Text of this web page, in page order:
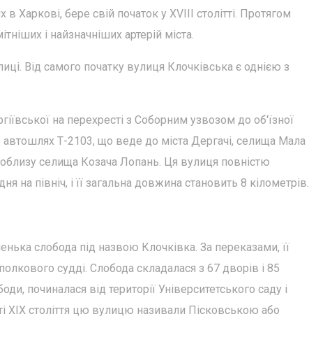
в Харкові, бере свій початок у XVIII столітті. Протягом
і найзначніших артерій міста.
Від самого початку вулиця Клочківська є однією з
на перехресті з Соборним узвозом до об'їзної
автошлях Т-2103, що веде до міста Дергачі, селища Мала
селища Козача Лопань. Ця вулиця повністю
на північ, і її загальна довжина становить 8 кілометрів.
слобода під назвою Клочківка. За переказами, її
судді. Слобода складалася з 67 дворів і 85
починалася від території Університетського саду і
XIX століття цю вулицю називали Пісковською або